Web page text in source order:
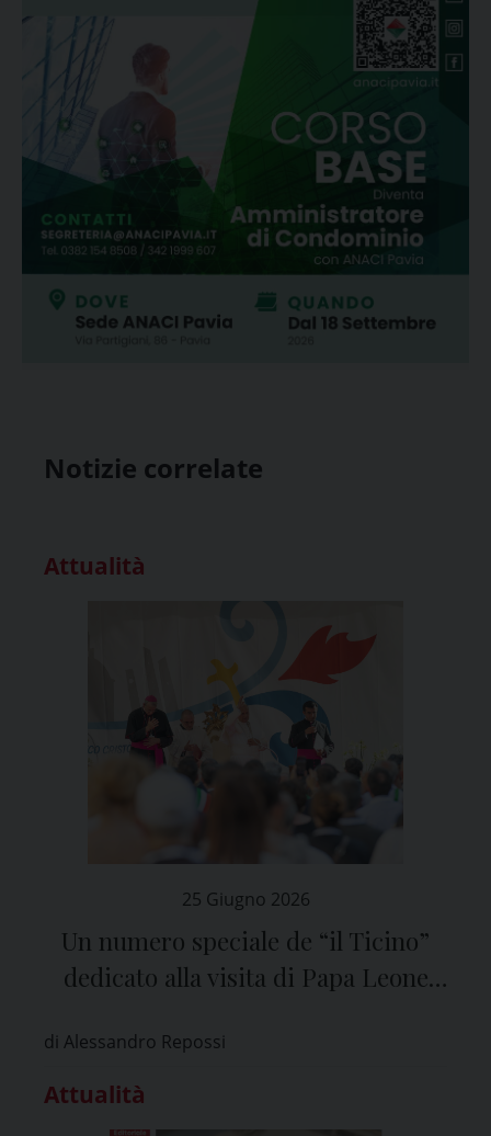
Notizie correlate
Attualità
25 Giugno 2026
Un numero speciale de “il Ticino”
dedicato alla visita di Papa Leone
di Alessandro Repossi
Attualità